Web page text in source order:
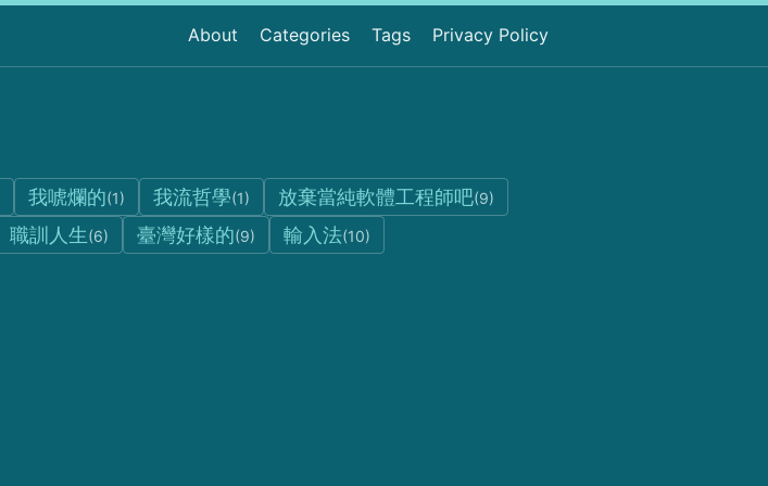
About Categories Tags Privacy Policy
我唬爛的(1) 我流哲學(1) 放棄當純軟體工程師吧(9)
職訓人生(6) 臺灣好樣的(9) 輸入法(10)